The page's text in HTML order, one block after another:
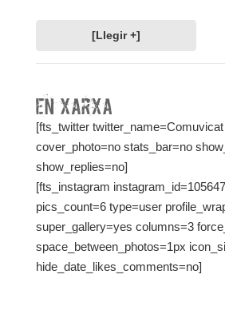
[Llegir +]
[fts_twitter
cover_photo=no stats_bar=no
show_replies=no]
[fts_instagram
pics_count=6 type=user
super_gallery=yes columns=3
space_between_photos=1px
hide_date_likes_comments=no]